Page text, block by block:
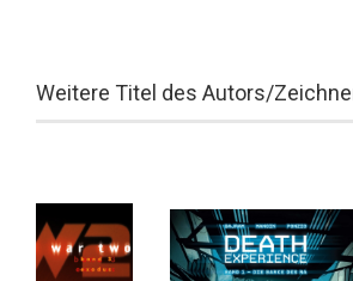
Weitere Titel des Autors/